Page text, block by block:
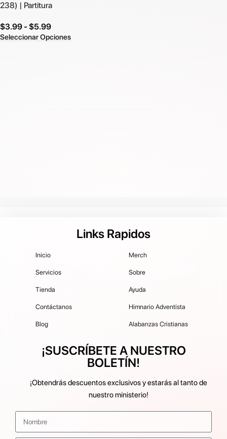
238) | Partitura
$3.99 - $5.99
Seleccionar Opciones
Links Rapidos
Inicio
Servicios
Tienda
Contáctanos
Blog
Merch
Sobre
Ayuda
Himnario Adventista
Alabanzas Cristianas
¡SUSCRÍBETE A NUESTRO
BOLETÍN!
¡Obtendrás descuentos exclusivos y estarás al tanto de
nuestro ministerio!